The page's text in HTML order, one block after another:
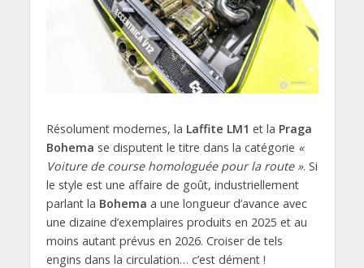
Résolument modernes, la Laffite LM1 et la Praga
Bohema se disputent le titre dans la catégorie «
Voiture de course homologuée pour la route ». Si
le style est une affaire de goût, industriellement
parlant la Bohema a une longueur d’avance avec
une dizaine d’exemplaires produits en 2025 et au
moins autant prévus en 2026. Croiser de tels
engins dans la circulation… c’est dément !